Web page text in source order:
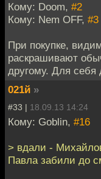
Кому: Doom, #2
Кому: Nem OFF, #3
При покупке,
раскрашивают
другому. Для себя
021й »
#33 | 18.09.13 14:24
Кому: Goblin, #16
> вдали -
Павла забили до